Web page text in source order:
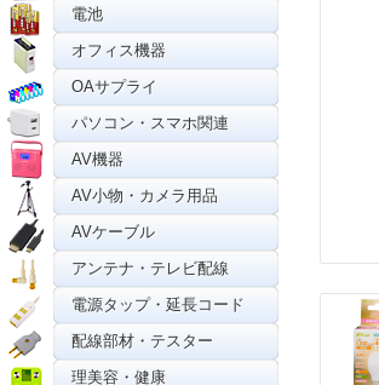
電池
オフィス機器
OAサプライ
パソコン・スマホ関連
AV機器
AV小物・カメラ用品
AVケーブル
アンテナ・テレビ配線
電源タップ・延長コード
配線部材・テスター
理美容・健康